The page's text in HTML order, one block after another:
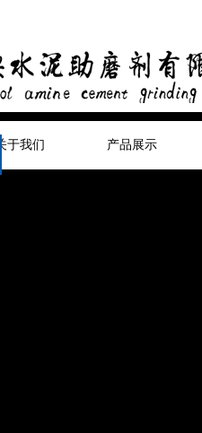
关于我们 产品展示